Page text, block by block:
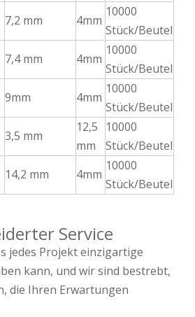
7,2 mm 4mm
10000
Stück/Beutel
7,4 mm 4mm
10000
Stück/Beutel
9mm 4mm
10000
Stück/Beutel
3,5 mm
12,5
mm
10000
Stück/Beutel
14,2 mm 4mm
10000
Stück/Beutel
Service
jedes Projekt einzigartige
kann, und wir sind bestrebt,
die Ihren Erwartungen